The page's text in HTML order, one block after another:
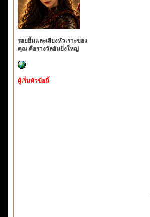
รอยยิ้มและเสียงหัวเราะของ
คุณ คือรางวัลอันยิ่งใหญ่
ผู้เริ่มหัวข้อนี้